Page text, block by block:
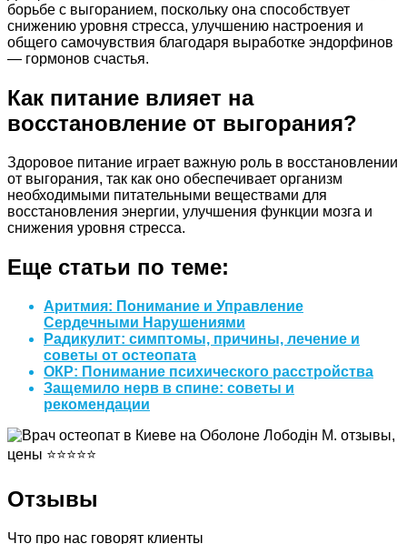
борьбе с выгоранием, поскольку она способствует
снижению уровня стресса, улучшению настроения и
общего самочувствия благодаря выработке эндорфинов
— гормонов счастья.
Как питание влияет на
восстановление от выгорания?
Здоровое питание играет важную роль в восстановлении
от выгорания, так как оно обеспечивает организм
необходимыми питательными веществами для
восстановления энергии, улучшения функции мозга и
снижения уровня стресса.
Еще статьи по теме:
Аритмия: Понимание и Управление
Сердечными Нарушениями
Радикулит: симптомы, причины, лечение и
советы от остеопата
ОКР: Понимание психического расстройства
Защемило нерв в спине: советы и
рекомендации
Отзывы
Что про нас говорят клиенты